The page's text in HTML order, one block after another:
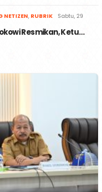
NETIZEN, RUBRIK
Sabtu, 29
Resmikan, Ketu…